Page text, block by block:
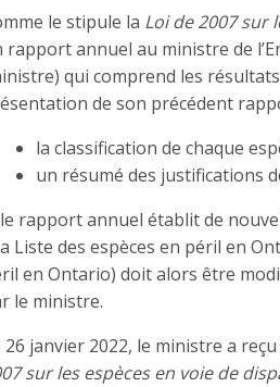
le stipule la Loi de 2007 sur
rapport annuel au ministre de
qui comprend les
de son précédent
la classification de chaque
un résumé des justifications
rapport annuel établit de
Liste des espèces en péril en
en Ontario) doit alors être
le ministre.
26 janvier 2022, le ministre a
sur les espèces en voie de